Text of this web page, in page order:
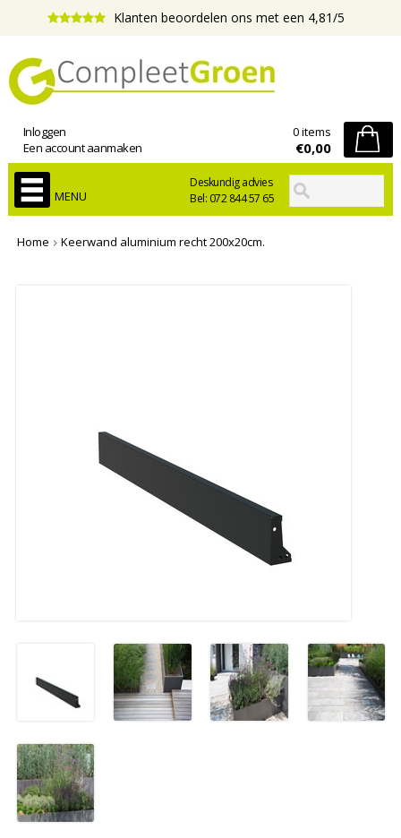
Klanten beoordelen ons met een 4,81/5
Deskundig advies
Bel: 072 844 57 65
Inloggen
Een account aanmaken
0 items
€0,00
MENU
Home Keerwand aluminium recht 200x20cm.